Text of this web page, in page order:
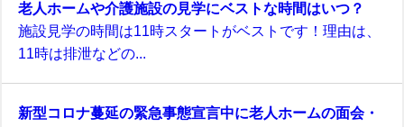
老人ホームや介護施設の見学にベストな時間はいつ？
施設見学の時間は11時スタートがベストです！理由は、
11時は排泄などの...
新型コロナ蔓延の緊急事態宣言中に老人ホームの面会・